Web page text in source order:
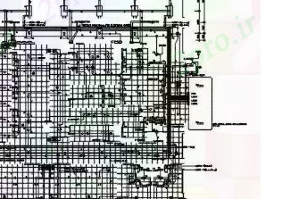
بازیابی
رمز
عبور
علاقه
مندی
ها